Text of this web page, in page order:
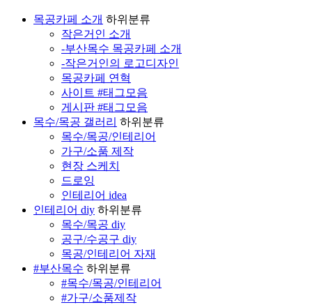
목공카페 소개 하위분류
작은거인 소개
-부산목수 목공카페 소개
-작은거인의 로고디자인
목공카페 연혁
사이트 #태그모음
게시판 #태그모음
목수/목공 갤러리 하위분류
목수/목공/인테리어
가구/소품 제작
현장 스케치
드로잉
인테리어 idea
인테리어 diy 하위분류
목수/목공 diy
공구/수공구 diy
목공/인테리어 자재
#부산목수 하위분류
#목수/목공/인테리어
#가구/소품제작